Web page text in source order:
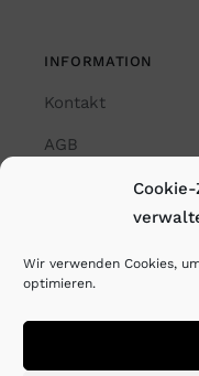
Wir verwenden Cookies,
optimieren.
INFORMATION
Kontakt
AGB
Cookie-Richtlinie
© Copyright Rayk